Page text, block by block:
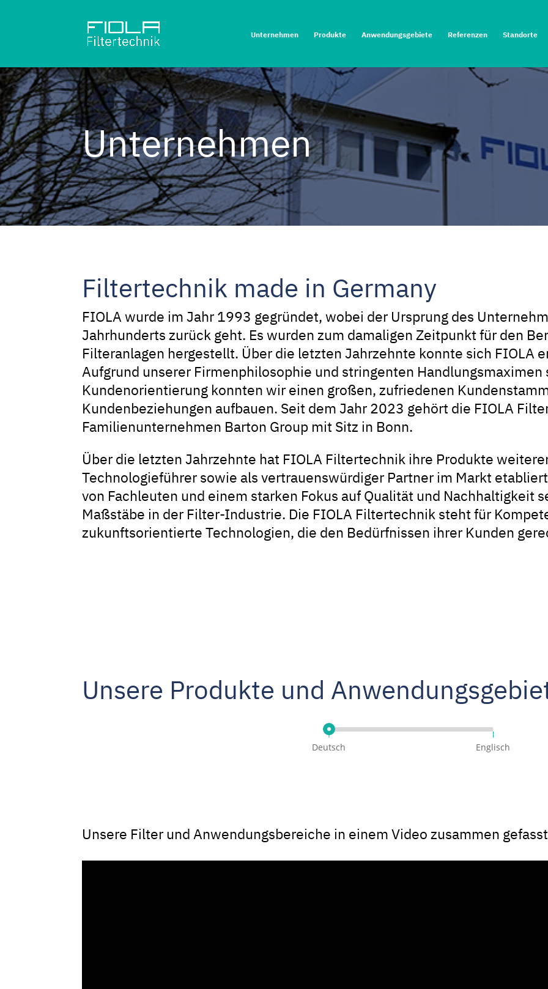
Unternehmen Produkte Anwendungsgebiete Referenzen Standorte
Unternehmen
Filtertechnik made in Germany
FIOLA wurde im Jahr 1993 gegründet, wobei der Ursprung des
Jahrhunderts zurück geht. Es wurden zum damaligen Zeitpunkt für den
Filteranlagen hergestellt. Über die letzten Jahrzehnte konnte sich FIOLA
Aufgrund unserer Firmenphilosophie und stringenten Handlungsmaximen
Kundenorientierung konnten wir einen großen, zufriedenen
Kundenbeziehungen aufbauen. Seit dem Jahr 2023 gehört die FIOLA
Familienunternehmen Barton Group mit Sitz in Bonn.
Über die letzten Jahrzehnte hat FIOLA Filtertechnik ihre Produkte
Technologieführer sowie als vertrauenswürdiger Partner im Markt
von Fachleuten und einem starken Fokus auf Qualität und Nachhaltigkeit
Maßstäbe in der Filter-Industrie. Die FIOLA Filtertechnik steht für
zukunftsorientierte Technologien, die den Bedürfnissen ihrer Kunden
Unsere Produkte und
Deutsch Englisch
Unsere Filter und Anwendungsbereiche in einem Video zusammen